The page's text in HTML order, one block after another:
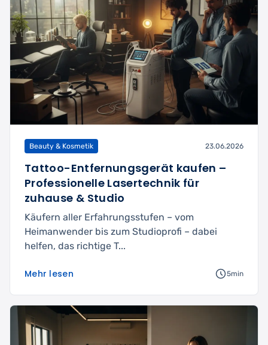
Beauty & Kosmetik 23.06.2026
Tattoo-Entfernungsgerät kaufen –
Professionelle Lasertechnik für
zuhause & Studio
Käufern aller Erfahrungsstufen – vom
Heimanwender bis zum Studioprofi – dabei
helfen, das richtige T...
Mehr lesen 5min